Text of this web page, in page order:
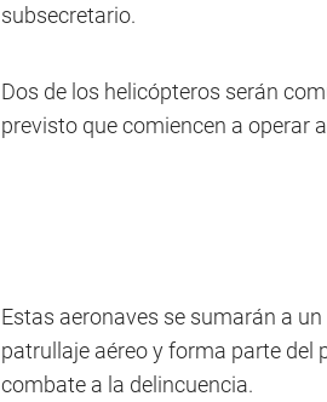
subsecretario.
Dos de los helicópteros serán
previsto que comiencen a operar
Estas aeronaves se sumarán a
patrullaje aéreo y forma parte del
combate a la delincuencia.